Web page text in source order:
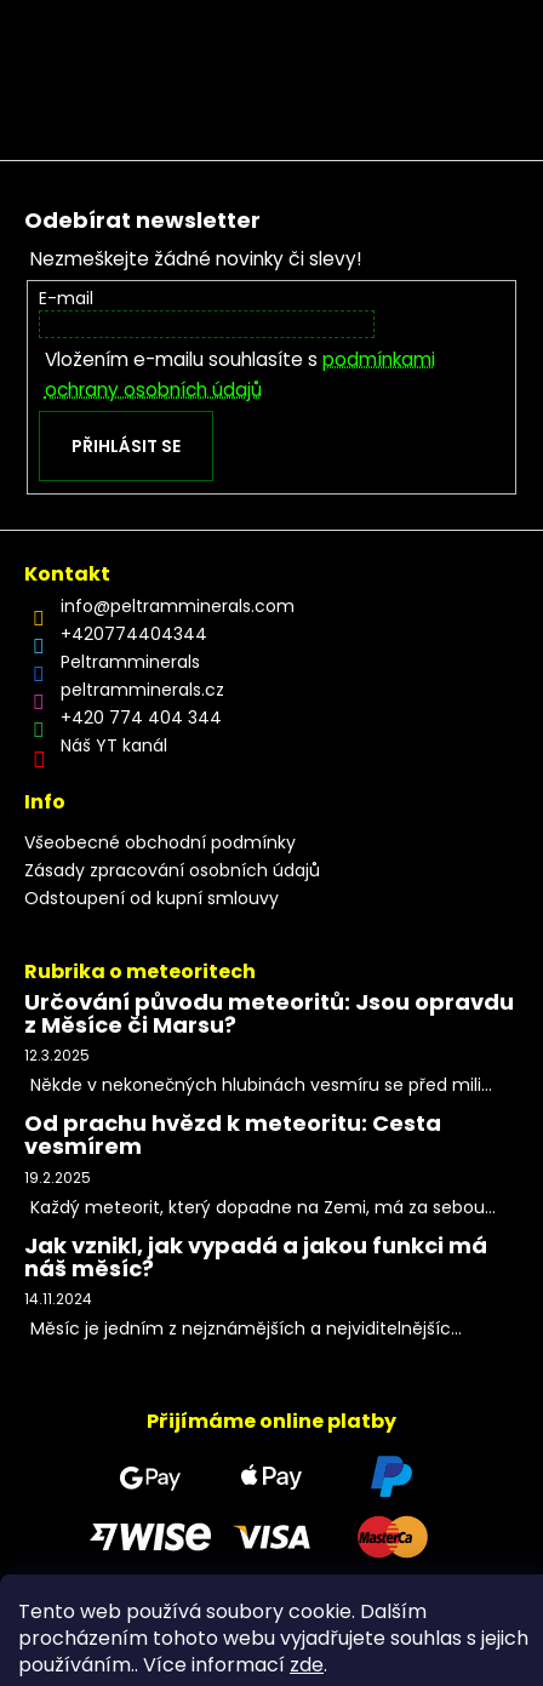
Tento web používá soubory cookie. Dalším
procházením tohoto webu vyjadřujete souhlas s jejich
používáním.. Více informací zde.
Zápatí
Odebírat newsletter
Nezmeškejte žádné novinky či slevy!
E-mail
Vložením e-mailu souhlasíte s podmínkami
ochrany osobních údajů
PŘIHLÁSIT SE
Kontakt
info@peltramminerals.com
+420774404344
Peltramminerals
peltramminerals.cz
+420 774 404 344
Náš YT kanál
Info
Všeobecné obchodní podmínky
Zásady zpracování osobních údajů
Odstoupení od kupní smlouvy
Rubrika o meteoritech
Určování původu meteoritů: Jsou opravdu
z Měsíce či Marsu?
12.3.2025
Někde v nekonečných hlubinách vesmíru se před mili...
Od prachu hvězd k meteoritu: Cesta
vesmírem
19.2.2025
Každý meteorit, který dopadne na Zemi, má za sebou...
Jak vznikl, jak vypadá a jakou funkci má
náš měsíc?
14.11.2024
Měsíc je jedním z nejznámějších a nejviditelnějšíc...
Přijímáme online platby
Copyright 2026PeltramMinerals. Všechna práva
vyhrazena.